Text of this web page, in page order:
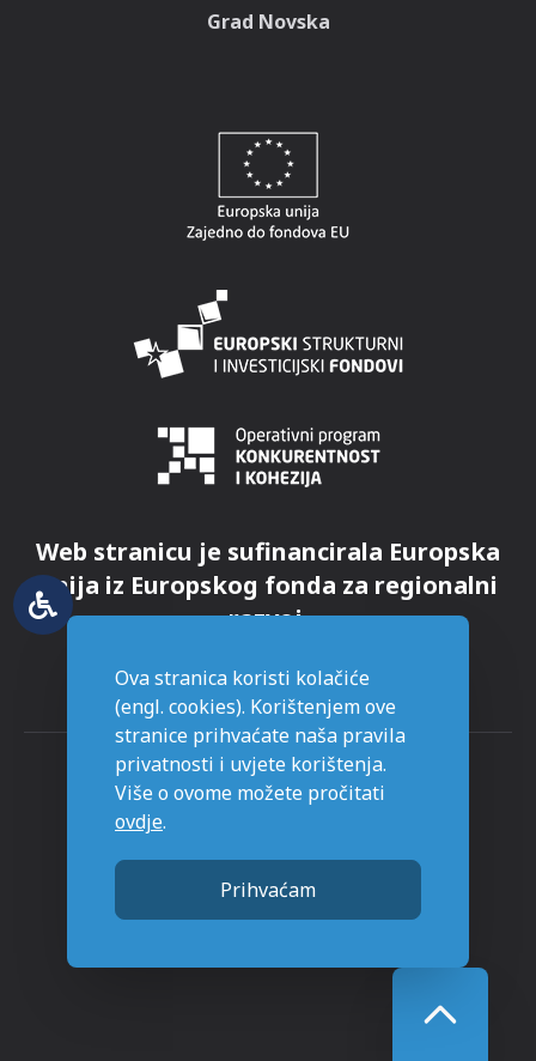
Grad Novska
Web stranicu je sufinancirala Europska
unija iz Europskog fonda za regionalni
razvoj.
Stranice napravljene sa
Ova stranica koristi kolačiće
(engl. cookies). Korištenjem ove
stranice prihvaćate naša pravila
privatnosti i uvjete korištenja.
Više o ovome možete pročitati
ovdje.
Prihvaćam